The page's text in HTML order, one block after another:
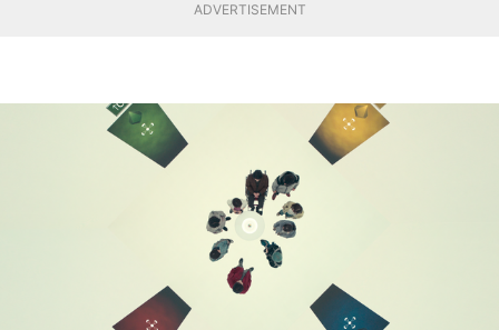
ADVERTISEMENT